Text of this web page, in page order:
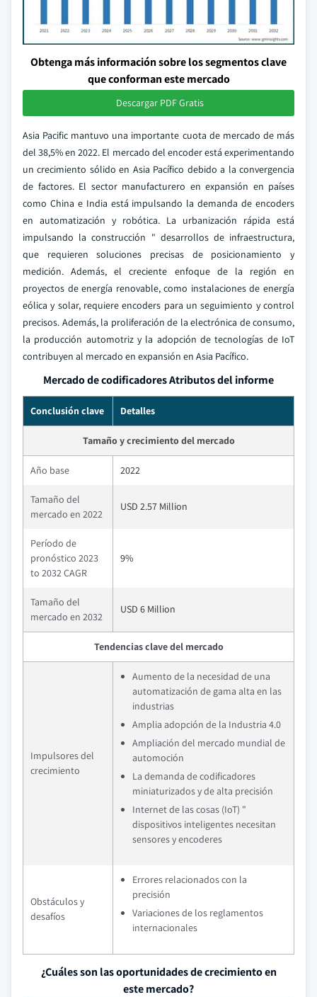
Obtenga más información sobre los segmentos clave
que conforman este mercado
Descargar PDF Gratis
Asia Pacific mantuvo una importante cuota de mercado de más
del 38,5% en 2022. El mercado del encoder está experimentando
un crecimiento sólido en Asia Pacífico debido a la convergencia
de factores. El sector manufacturero en expansión en países
como China e India está impulsando la demanda de encoders
en automatización y robótica. La urbanización rápida está
impulsando la construcción " desarrollos de infraestructura,
que requieren soluciones precisas de posicionamiento y
medición. Además, el creciente enfoque de la región en
proyectos de energía renovable, como instalaciones de energía
eólica y solar, requiere encoders para un seguimiento y control
precisos. Además, la proliferación de la electrónica de consumo,
la producción automotriz y la adopción de tecnologías de IoT
contribuyen al mercado en expansión en Asia Pacífico.
Mercado de codificadores Atributos del informe
Conclusión clave Detalles
Tamaño y crecimiento del mercado
Año base 2022
Tamaño del
mercado en 2022
USD 2.57 Million
Período de
pronóstico 2023
to 2032 CAGR
9%
Tamaño del
mercado en 2032
USD 6 Million
Tendencias clave del mercado
Impulsores del
crecimiento
Aumento de la necesidad de una
automatización de gama alta en las
industrias
Amplia adopción de la Industria 4.0
Ampliación del mercado mundial de
automoción
La demanda de codificadores
miniaturizados y de alta precisión
Internet de las cosas (IoT) "
dispositivos inteligentes necesitan
sensores y encoderes
Obstáculos y
desafíos
Errores relacionados con la
precisión
Variaciones de los reglamentos
internacionales
¿Cuáles son las oportunidades de crecimiento en
este mercado?